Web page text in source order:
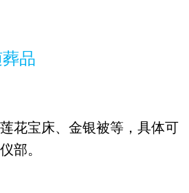
品
花宝床、金银被等，具体可
部。